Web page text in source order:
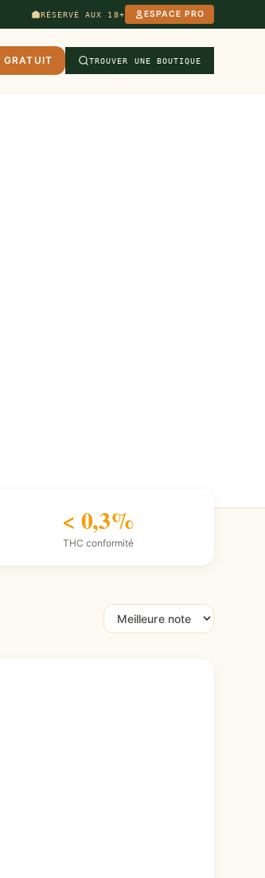
RÉSERVÉ AUX 18+ ESPACE PRO
GRATUIT TROUVER UNE BOUTIQUE
< 0,3%
THC conformité